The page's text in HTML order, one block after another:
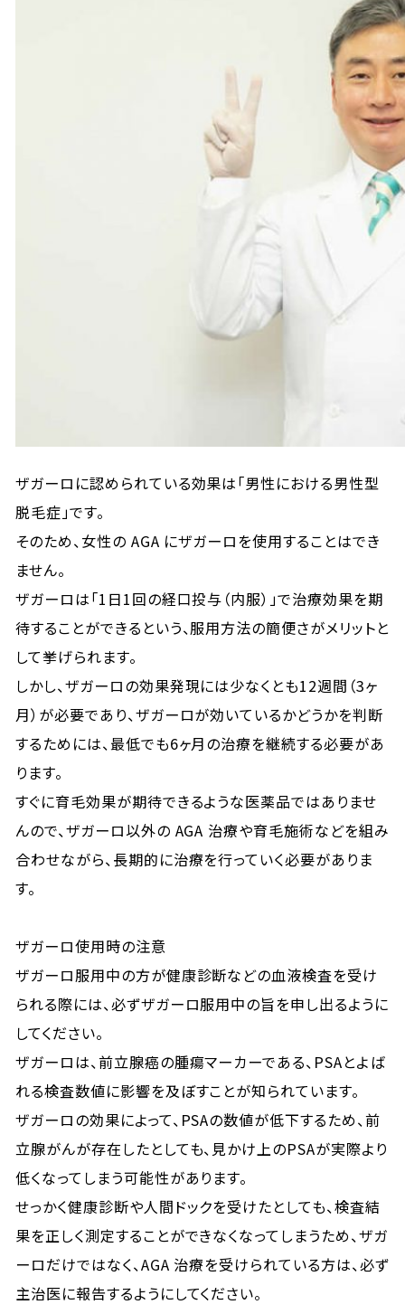
ザガーロに認められている効果は「男性における男性型
脱毛症」です。
そのため、女性の AGA にザガーロを使用することはでき
ません。
ザガーロは「1日1回の経口投与（内服）」で治療効果を期
待することができるという、服用方法の簡便さがメリットと
して挙げられます。
しかし、ザガーロの効果発現には少なくとも12週間（3ヶ
月）が必要であり、ザガーロが効いているかどうかを判断
するためには、最低でも6ヶ月の治療を継続する必要があ
ります。
すぐに育毛効果が期待できるような医薬品ではありませ
んので、ザガーロ以外の AGA 治療や育毛施術などを組み
合わせながら、長期的に治療を行っていく必要がありま
す。
ザガーロ使用時の注意
ザガーロ服用中の方が健康診断などの血液検査を受け
られる際には、必ずザガーロ服用中の旨を申し出るように
してください。
ザガーロは、前立腺癌の腫瘍マーカーである、PSAとよば
れる検査数値に影響を及ぼすことが知られています。
ザガーロの効果によって、PSAの数値が低下するため、前
立腺がんが存在したとしても、見かけ上のPSAが実際より
低くなってしまう可能性があります。
せっかく健康診断や人間ドックを受けたとしても、検査結
果を正しく測定することができなくなってしまうため、ザガ
ーロだけではなく、AGA 治療を受けられている方は、必ず
主治医に報告するようにしてください。